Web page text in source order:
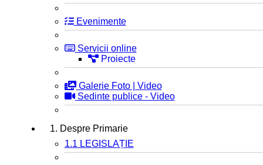
Evenimente
Servicii online
Proiecte
Galerie Foto | Video
Sedinte publice - Video
1. Despre Primarie
1.1 LEGISLAȚIE